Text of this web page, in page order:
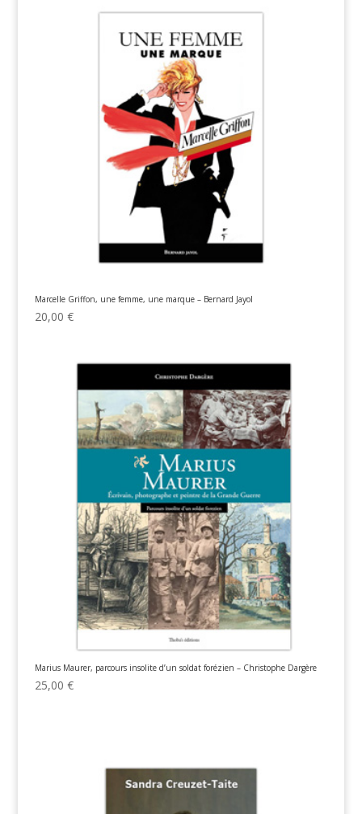
Marcelle Griffon, une femme, une marque – Bernard Jayol
20,00 €
Marius Maurer, parcours insolite d’un soldat forézien – Christophe Dargère
25,00 €